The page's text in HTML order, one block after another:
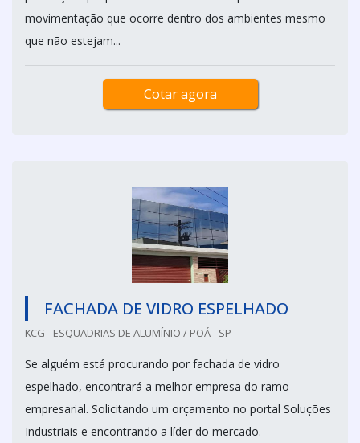
movimentação que ocorre dentro dos ambientes mesmo
que não estejam...
Cotar agora
FACHADA DE VIDRO ESPELHADO
KCG - ESQUADRIAS DE ALUMÍNIO / POÁ - SP
Se alguém está procurando por fachada de vidro
espelhado, encontrará a melhor empresa do ramo
empresarial. Solicitando um orçamento no portal Soluções
Industriais e encontrando a líder do mercado.